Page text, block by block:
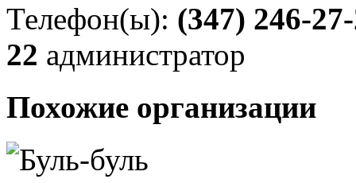
Телефон(ы): (347) 246-
22 администратор
Похожие организации